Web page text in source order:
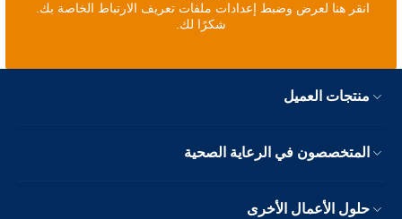
انقر هنا لعرض وضبط إعدادات ملفات تعريف الارتباط الخاصة بك.
شكرًا لك.
منتجات العميل
المتخصصون في الرعاية الصحية
حلول الأعمال الأخرى